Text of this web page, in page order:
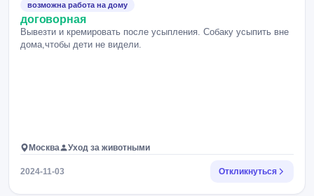
возможна работа на дому
договорная
Вывезти и кремировать после усыпления. Собаку усыпить вне
дома,чтобы дети не видели.
Москва Уход за животными
2024-11-03 Откликнуться